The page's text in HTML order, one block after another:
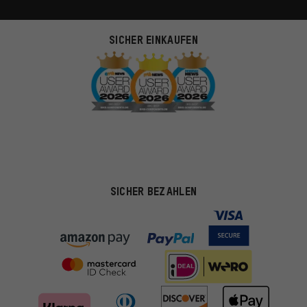
SICHER EINKAUFEN
SICHER BEZAHLEN